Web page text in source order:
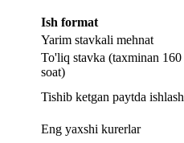
Ish format
Yarim stavkali mehnat
To'liq stavka (taxminan 160
soat)
Tishib ketgan paytda ishlash
Eng yaxshi kurerlar